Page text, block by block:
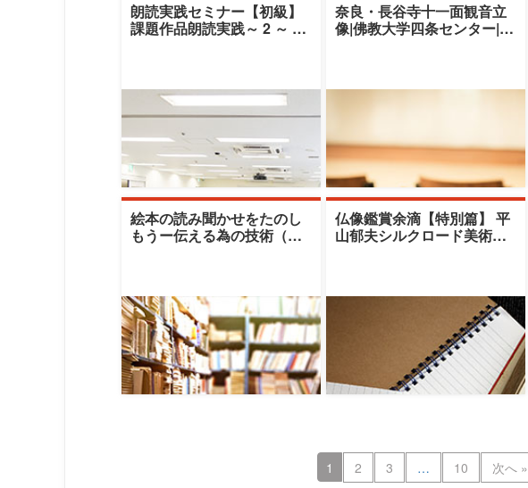
朗読実践セミナー【初級】
課題作品朗読実践～ 2 ～ 我
奈良・長谷寺十一面観音立
像|佛教大学四条センター|熊
絵本の読み聞かせをたのし
もうー伝える為の技術（焦
仏像鑑賞余滴【特別篇】 平
山郁夫シルクロード美術館
1 2 3 … 10 次へ »